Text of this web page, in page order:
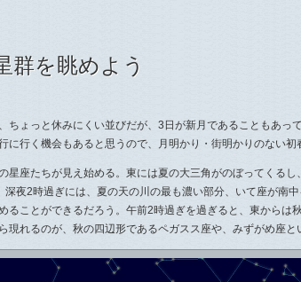
群を眺めよう
ちょっと休みにくい並びだが、3日が新月であることもあっ
に行く機会もあると思うので、月明かり・街明かりのない初
星座たちが見え始める。東には夏の大三角がのぼってくるし
夜2時過ぎには、夏の天の川の最も濃い部分、いて座が南
ることができるだろう。午前2時過ぎを過ぎると、東からは
現れるのが、秋の四辺形であるペガスス座や、みずがめ座と